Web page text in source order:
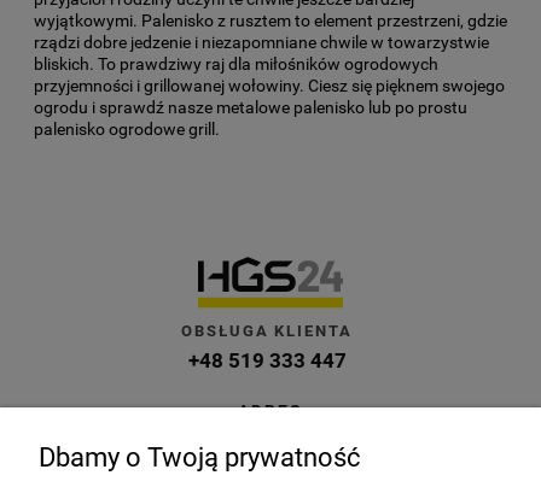
wyjątkowymi. Palenisko z rusztem to element przestrzeni, gdzie
rządzi dobre jedzenie i niezapomniane chwile w towarzystwie
bliskich. To prawdziwy raj dla miłośników ogrodowych
przyjemności i grillowanej wołowiny. Ciesz się pięknem swojego
ogrodu i sprawdź nasze metalowe palenisko lub po prostu
palenisko ogrodowe grill.
OBSŁUGA KLIENTA
+48 519 333 447
ADRES
Kujawski
Dbamy o Twoją prywatność